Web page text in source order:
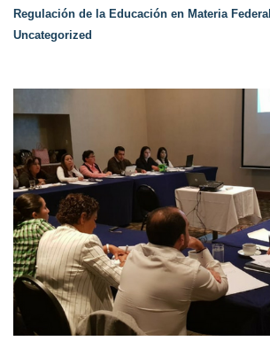
Regulación de la Educación en Materia Federal
Uncategorized